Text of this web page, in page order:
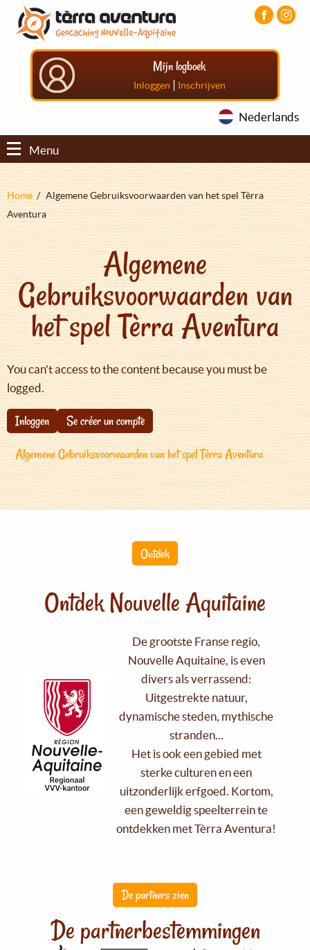
Overslaan
naar
Aller
menu
principal
Aller
pied
Mijn logboek
Inloggen | Inschrijven
Nederlands
Menu
Kruimelpad
Home
Algemene Gebruiksvoorwaarden van het spel Tèrra
Aventura
Algemene
Gebruiksvoorwaarden van
het spel Tèrra Aventura
You can't access to the content because you must be
logged.
Inloggen
Se créer un compte
Algemene Gebruiksvoorwaarden van het spel Tèrra Aventura
Ontdek
Ontdek Nouvelle Aquitaine
De grootste Franse regio,
Nouvelle Aquitaine, is even
divers als verrassend:
Uitgestrekte natuur,
dynamische steden, mythische
stranden...
Het is ook een gebied met
sterke culturen en een
uitzonderlijk erfgoed. Kortom,
een geweldig speelterrein te
ontdekken met Tèrra Aventura!
De partners zien
De partnerbestemmingen